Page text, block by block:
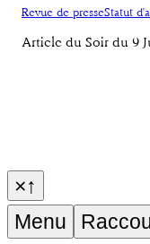
Revue de presseStatut
Article du Soir du 9
×↑
Menu